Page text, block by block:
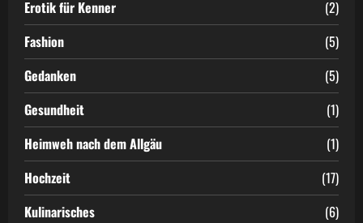
Erotik für Kenner
(2)
Fashion
(5)
Gedanken
(5)
Gesundheit
(1)
Heimweh nach dem Allgäu
(1)
Hochzeit
(17)
Kulinarisches
(6)